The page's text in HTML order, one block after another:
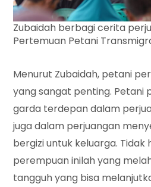
Zubaidah berbagi cerita
Pertemuan Petani
Menurut Zubaidah, petani
yang sangat penting. Petani
garda terdepan dalam
juga dalam perjuangan
bergizi untuk keluarga. Tidak
perempuan inilah yang
tangguh yang bisa